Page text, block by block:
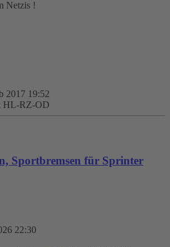
Netzis !
2017 19:52
HL-RZ-OD
Sportbremsen für Sprinter
22:30